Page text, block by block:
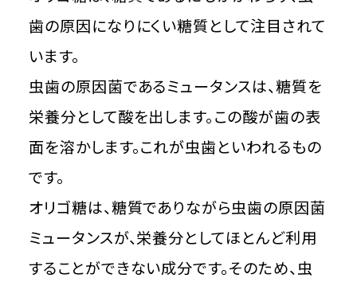
歯の原因になりにくい糖質として注目されて
います。
虫歯の原因菌であるミュータンスは、糖質を
栄養分として酸を出します。この酸が歯の表
面を溶かします。これが虫歯といわれるもの
です。
オリゴ糖は、糖質でありながら虫歯の原因菌
ミュータンスが、栄養分としてほとんど利用
することができない成分です。そのため、虫